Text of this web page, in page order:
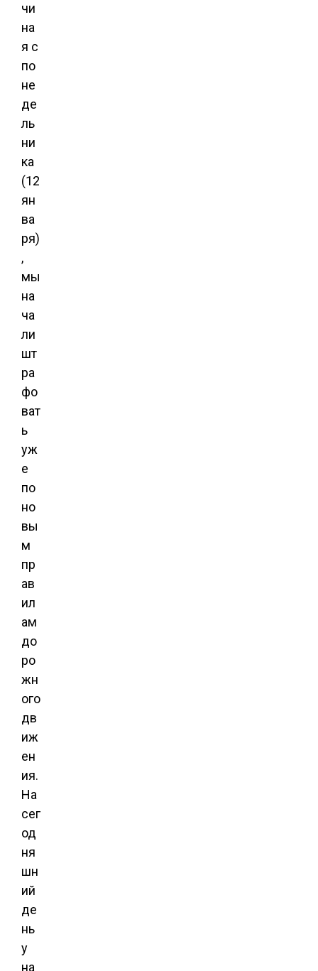
чи
на
я с
по
не
де
ль
ни
ка
(12
ян
ва
ря)
,
мы
на
ча
ли
шт
ра
фо
ват
ь
уж
е
по
но
вы
м
пр
ав
ил
ам
до
ро
жн
ого
дв
иж
ен
ия.
На
сег
од
ня
шн
ий
де
нь
у
на